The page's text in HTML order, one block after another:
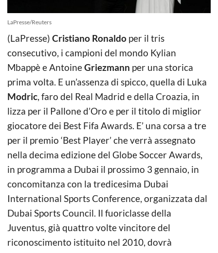
LaPresse/Reuters
(LaPresse) Cristiano Ronaldo per il tris
consecutivo, i campioni del mondo Kylian
Mbappè e AntoineGriezmann per una storica
prima volta. E un’assenza di spicco, quella di Luka
Modric, faro del Real Madrid e della Croazia, in
lizza per il Pallone d’Oro e per il titolo di miglior
giocatore dei Best Fifa Awards. E’ una corsa a tre
per il premio ‘Best Player’ che verrà assegnato
nella decima edizione del Globe Soccer Awards,
in programma a Dubai il prossimo 3 gennaio, in
concomitanza con la tredicesima Dubai
International Sports Conference, organizzata dal
Dubai Sports Council. Il fuoriclasse della
Juventus, già quattro volte vincitore del
riconoscimento istituito nel 2010, dovrà